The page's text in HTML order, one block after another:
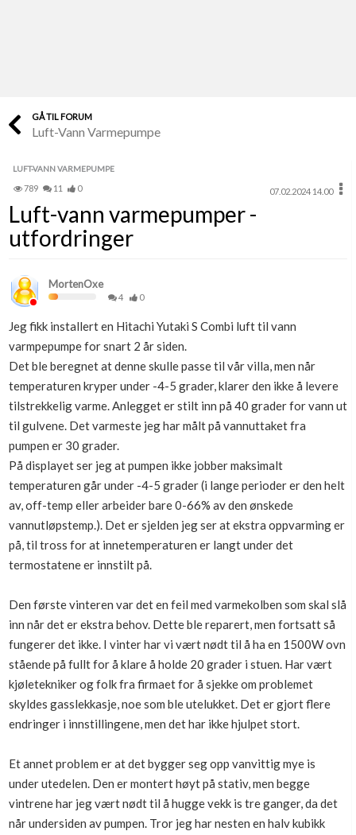
Finn håndverkere
Papirer som mangler
Skaff dokumentasjon som mangler
Kundeservice
Se din bolig? Klikk her
Boligmappa+
Få mer ut av Boligmappa
GÅ TIL FORUM
Luft-Vann Varmepumpe
LUFT-VANN VARMEPUMPE
789 11 0 07.02.2024 14.00
Luft-vann varmepumper -
utfordringer
MortenOxe
4 0
Jeg fikk installert en Hitachi Yutaki S Combi luft til vann
varmpepumpe for snart 2 år siden.
Det ble beregnet at denne skulle passe til vår villa, men når
temperaturen kryper under -4-5 grader, klarer den ikke å levere
tilstrekkelig varme. Anlegget er stilt inn på 40 grader for vann ut
til gulvene. Det varmeste jeg har målt på vannuttaket fra
pumpen er 30 grader.
På displayet ser jeg at pumpen ikke jobber maksimalt
temperaturen går under -4-5 grader (i lange perioder er den helt
av, off-temp eller arbeider bare 0-66% av den ønskede
vannutløpstemp.). Det er sjelden jeg ser at ekstra oppvarming er
på, til tross for at innetemperaturen er langt under det
termostatene er innstilt på.
Den første vinteren var det en feil med varmekolben som skal slå
inn når det er ekstra behov. Dette ble reparert, men fortsatt så
fungerer det ikke. I vinter har vi vært nødt til å ha en 1500W ovn
stående på fullt for å klare å holde 20 grader i stuen. Har vært
kjøletekniker og folk fra firmaet for å sjekke om problemet
skyldes gasslekkasje, noe som ble utelukket. Det er gjort flere
endringer i innstillingene, men det har ikke hjulpet stort.
Et annet problem er at det bygger seg opp vanvittig mye is
under utedelen. Den er montert høyt på stativ, men begge
vintrene har jeg vært nødt til å hugge vekk is tre ganger, da det
når undersiden av pumpen. Tror jeg har nesten en halv kubikk